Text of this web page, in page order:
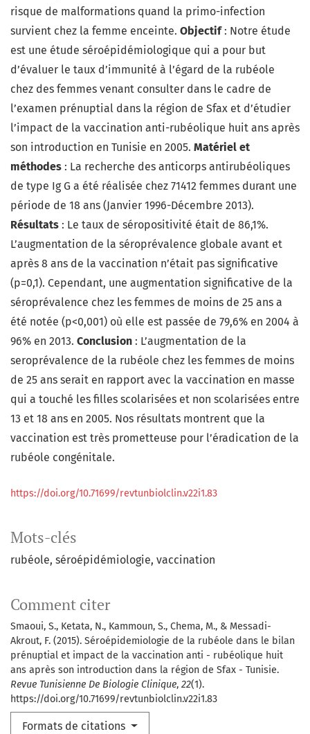
Mots-clés
rubéole séroépidémiologie vaccination
Comment citer
Smaoui, S., Ketata, N., Kammoun, S., Chema, M., & Messadi-
Akrout, F. (2015). Séroépidemiologie de la rubéole dans le bilan
prénuptial et impact de la vaccination anti - rubéolique huit
ans après son introduction dans la région de Sfax - Tunisie.
Revue Tunisienne De Biologie Clinique, 22(1).
https://doi.org/10.71699/revtunbiolclin.v22i1.83
Formats de citations
risque de malformations quand la primo-infection
survient chez la femme enceinte. Objectif: Notre étude
est une étude séroépidémiologique qui a pour but
d’évaluer le taux d’immunité à l’égard de la rubéole
chez des femmes venant consulter dans le cadre de
l’examen prénuptial dans la région de Sfax et d’étudier
l’impact de la vaccination anti-rubéolique huit ans après
son introduction en Tunisie en 2005. Matériel et
méthodes : La recherche des anticorps antirubéoliques
de type Ig G a été réalisée chez 71412 femmes durant une
période de 18 ans (Janvier 1996-Décembre 2013).
Résultats : Le taux de séropositivité était de 86,1%.
L’augmentation de la séroprévalence globale avant et
après 8 ans de la vaccination n’était pas significative
(p=0,1). Cependant, une augmentation significative de la
séroprévalence chez les femmes de moins de 25 ans a
été notée (p<0,001) où elle est passée de 79,6% en 2004 à
96% en 2013. Conclusion : L’augmentation de la
seroprévalence de la rubéole chez les femmes de moins
de 25 ans serait en rapport avec la vaccination en masse
qui a touché les filles scolarisées et non scolarisées entre
13 et 18 ans en 2005. Nos résultats montrent que la
vaccination est très prometteuse pour l’éradication de la
rubéole congénitale.
https://doi.org/10.71699/revtunbiolclin.v22i1.83